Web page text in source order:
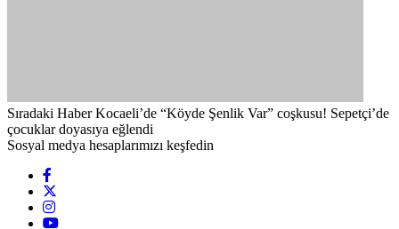
Sıradaki Haber Kocaeli’de “Köyde Şenlik Var” coşkusu! Sepetçi’de
çocuklar doyasıya eğlendi
Sosyal medya hesaplarımızı keşfedin